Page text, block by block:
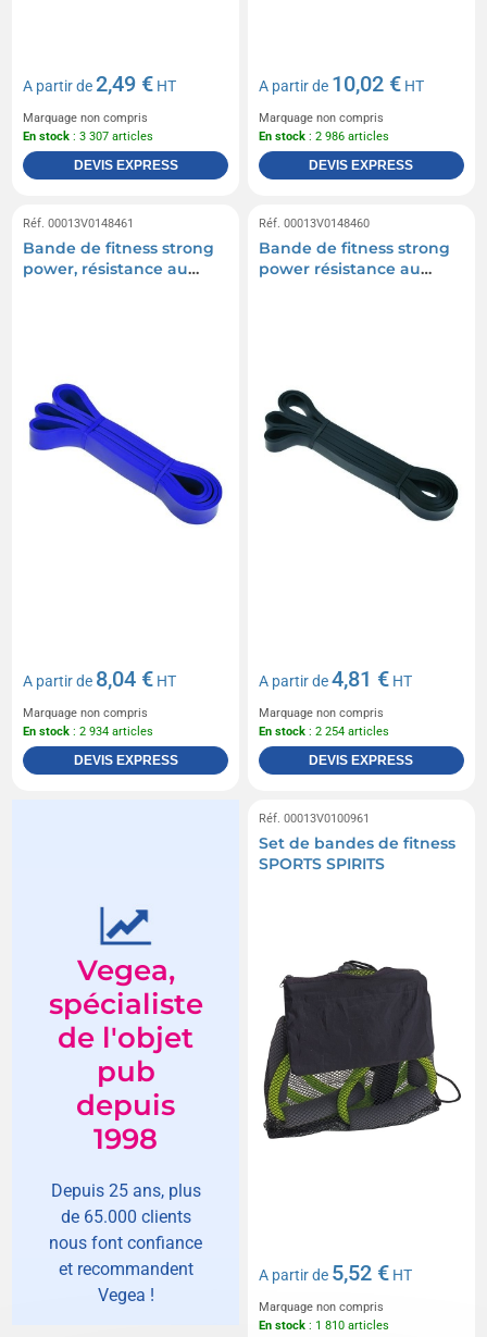
A partir de2,49 € HT
Marquage non compris
En stock : 3 307 articles
DEVIS EXPRESS
A partir de 10,02 € HT
Marquage non compris
En stock : 2 986 articles
DEVIS EXPRESS
Réf. 00013V0148461
Bande de fitness strong
power, résistance au
A partir de 8,04 € HT
Marquage non compris
En stock : 2 934 articles
DEVIS EXPRESS
Réf. 00013V0148460
Bande de fitness strong
power résistance au
A partir de4,81 € HT
Marquage non compris
En stock : 2 254 articles
DEVIS EXPRESS
Vegea,
spécialiste
de l'objet
pub
depuis
1998
Depuis 25 ans, plus
de 65.000 clients
nous font confiance
et recommandent
Vegea !
Réf. 00013V0100961
Set de bandes de fitness
SPORTS SPIRITS
A partir de 5,52 € HT
Marquage non compris
En stock : 1 810 articles